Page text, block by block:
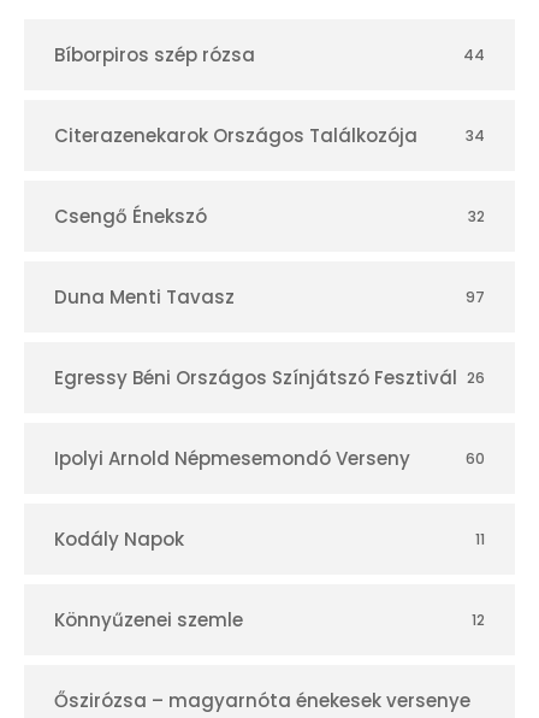
r
Bíborpiros szép rózsa 44
Citerazenekarok Országos Találkozója 34
Csengő Énekszó 32
Duna Menti Tavasz 97
Egressy Béni Országos Színjátszó Fesztivál 26
Ipolyi Arnold Népmesemondó Verseny 60
Kodály Napok 11
Könnyűzenei szemle 12
Őszirózsa – magyarnóta énekesek versenye